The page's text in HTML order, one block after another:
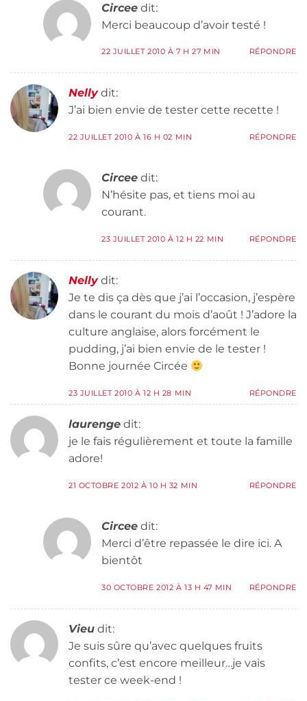
Circee dit:
Merci beaucoup d’avoir testé !
22 JUILLET 2010 À 7 H 27 MIN RÉPONDRE
Nelly dit:
J’ai bien envie de tester cette recette !
22 JUILLET 2010 À 16 H 02 MIN RÉPONDRE
Circee dit:
N’hésite pas, et tiens moi au
courant.
23 JUILLET 2010 À 12 H 22 MIN RÉPONDRE
Nelly dit:
Je te dis ça dès que j’ai l’occasion, j’espère
dans le courant du mois d’août ! J’adore la
culture anglaise, alors forcément le
pudding, j’ai bien envie de le tester !
Bonne journée Circée
23 JUILLET 2010 À 12 H 28 MIN RÉPONDRE
laurenge dit:
je le fais régulièrement et toute la famille
adore!
21 OCTOBRE 2012 À 10 H 32 MIN RÉPONDRE
Circee dit:
Merci d’être repassée le dire ici. A
bientôt
30 OCTOBRE 2012 À 13 H 47 MIN RÉPONDRE
Vieu dit:
Je suis sûre qu’avec quelques fruits
confits, c’est encore meilleur…je vais
tester ce week-end !